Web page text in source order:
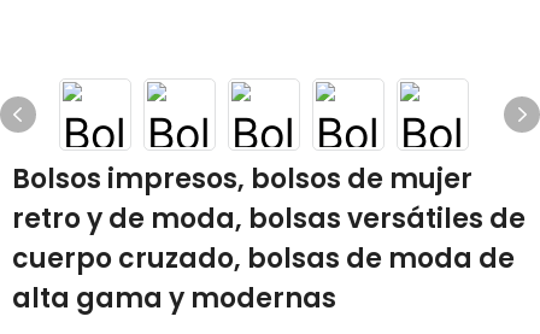
Bolsos impresos, bolsos de mujer
retro y de moda, bolsas versátiles de
cuerpo cruzado, bolsas de moda de
alta gama y modernas